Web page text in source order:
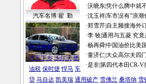
汽车名博:翟 勤
帕萨特b6coupe谍照
·沃晓东|凭什么腾中就
·沈玉祥|车市没有"浪潮
·郑雪芹| 自主频接海外
·李 牧|通用与五菱 究竟
·杨再舜|中国油价比美
·童济仁|大众高尔夫四
·是非|第四代本田CR-V
热点标签： 车船税
汽车下乡 沃尔沃 燃
油税 保时捷 悍马 车
贷 马自达 凯美瑞 通用破产 雪佛兰 桑塔纳 雪